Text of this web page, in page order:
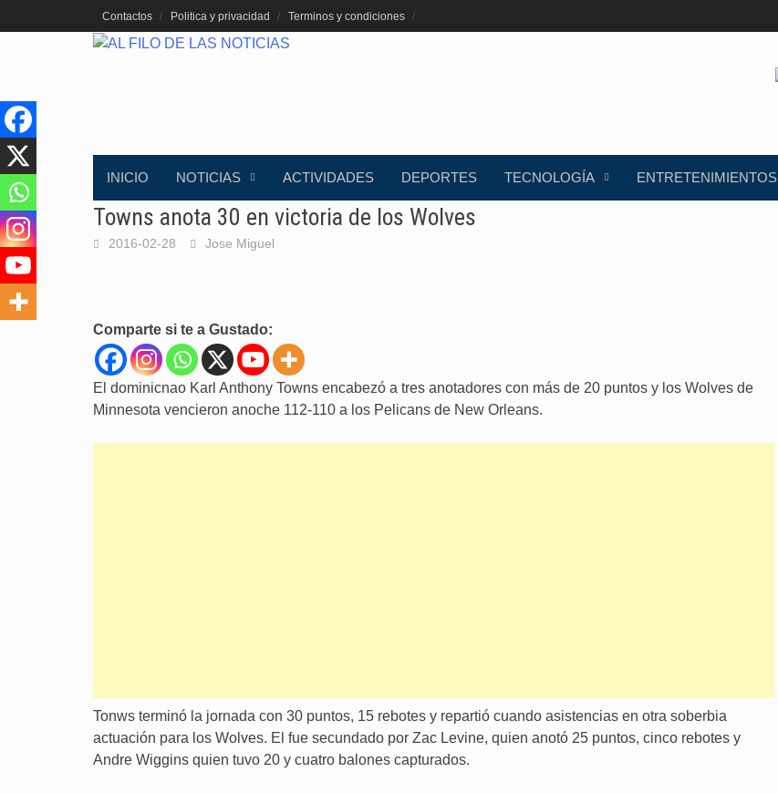
al
Contactos Politica y privacidad Terminos y condiciones
INICIO NOTICIAS ACTIVIDADES DEPORTES TECNOLOGÍA ENTRETENIMIENTOS
Towns anota 30 en victoria de los Wolves
2016-02-28 Jose Miguel
Comparte si te a Gustado:
El dominicnao Karl Anthony Towns encabezó a tres anotadores con más de 20 puntos y los Wolves de
Minnesota vencieron anoche 112-110 a los Pelicans de New Orleans.
Tonws terminó la jornada con 30 puntos, 15 rebotes y repartió cuando asistencias en otra soberbia
actuación para los Wolves. El fue secundado por Zac Levine, quien anotó 25 puntos, cinco rebotes y
Andre Wiggins quien tuvo 20 y cuatro balones capturados.